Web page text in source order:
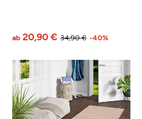
34,90 €
ab 20,90 € -40%